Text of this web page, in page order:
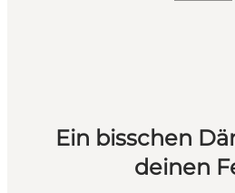
Ein bisschen
deinen